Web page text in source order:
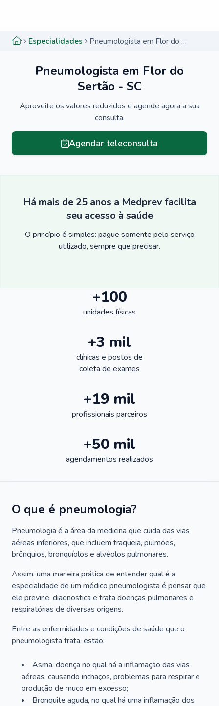
Especialidades Pneumologista em Flor do Sertão - SC
Pneumologista em Flor do
Sertão - SC
Aproveite os valores reduzidos e agende agora a sua
consulta.
Agendar teleconsulta
Há mais de 25 anos a Medprev facilita
seu acesso à saúde
O princípio é simples: pague somente pelo serviço
utilizado, sempre que precisar.
+100
unidades físicas
+3 mil
clínicas e postos de
coleta de exames
+19 mil
profissionais parceiros
+50 mil
agendamentos realizados
O que é pneumologia?
Pneumologia é a área da medicina que cuida das vias
aéreas inferiores, que incluem traqueia, pulmões,
brônquios, bronquíolos e alvéolos pulmonares.
Assim, uma maneira prática de entender qual é a
especialidade de um médico pneumologista é pensar que
ele previne, diagnostica e trata doenças pulmonares e
respiratórias de diversas origens.
Entre as enfermidades e condições de saúde que o
pneumologista trata, estão:
Asma, doença no qual há a inflamação das vias
aéreas, causando inchaços, problemas para respirar e
produção de muco em excesso;
Bronquite aguda, no qual há uma inflamação dos